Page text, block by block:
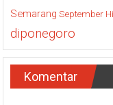
Semarang September
diponegoro
Komentar